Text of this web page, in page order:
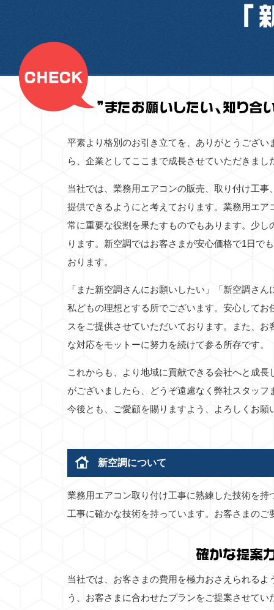
平素より格別のお引き立てを、ありがとうござ
ら、企業としてここまで成長させていただきまし
当社では、業務用エアコンの販売、取り付け工
提供できるようにと考えております。業務用エ
常に重要な役割を果たすものでもあります。少
ります。新空調ではお客さまが安心価格で1日で
おります。
「また新空調さんにお願いしたい」「新空調さ
私どもの理想とする所でございます。安心して
スをご提供させていただいております。また、
な対応をモットーに努力を続けて参る所存です。
これからも、より地域に貢献できる会社へと成
がございましたら、どうぞ遠慮なく弊社スタッ
今後とも、ご愛顧を賜りますよう、よろしくお願
新空調について
業務用エアコン取り付け工事に熟練した技術を
工事に確かな技術を持っています。お客さまの
確かな提案
当社では、お客さまの費用を極力おさえられる
う、お客さまに合わせたプランをご提案させて